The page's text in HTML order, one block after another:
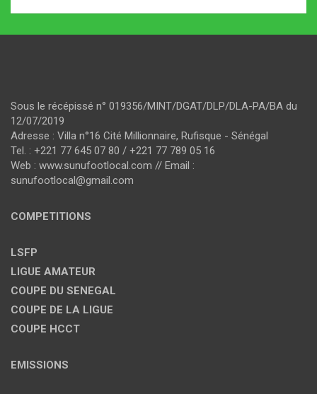
Sous le récépissé n° 019356/MINT/DGAT/DLP/DLA-PA/BA du
12/07/2019
Adresse : Villa n°16 Cité Millionnaire, Rufisque - Sénégal
Tel. : +221 77 645 07 80 / +221 77 789 05 16
Web : www.sunufootlocal.com // Email :
sunufootlocal@gmail.com
COMPETITIONS
LSFP
LIGUE AMATEUR
COUPE DU SENEGAL
COUPE DE LA LIGUE
COUPE HCCT
EMISSIONS